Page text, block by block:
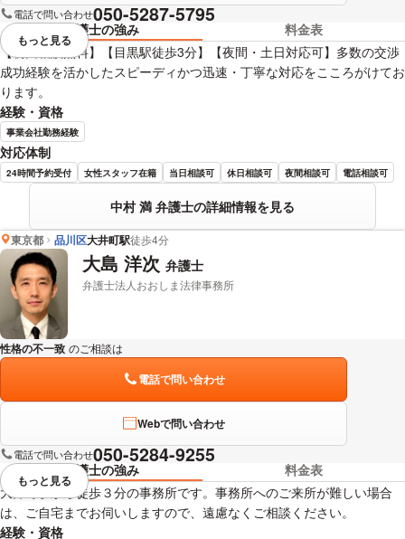
電話で問い合わせ050-5287-5795
弁護士の強み
料金表
【初回相談無料】【目黒駅徒歩3分】【夜間・土日対応可】多数の交渉
成功経験を活かしたスピーディかつ迅速・丁寧な対応をこころがけてお
ります。
経験・資格
事業会社勤務経験
対応体制
24時間予約受付 女性スタッフ在籍 当日相談可 休日相談可 夜間相談可 電話相談可
中村 満 弁護士の詳細情報を見る
視覚的に省略されている要素を
もっと見る
東京都 品川区大井町駅徒歩4分
大島 洋次 弁護士
弁護士法人おおしま法律事務所
性格の不一致 のご相談は
電話で問い合わせ
Webで問い合わせ
電話で問い合わせ050-5284-9255
弁護士の強み
料金表
大井町駅から徒歩３分の事務所です。事務所へのご来所が難しい場合
は、ご自宅までお伺いしますので、遠慮なくご相談ください。
経験・資格
視覚的に省略されている要素を
もっと見る